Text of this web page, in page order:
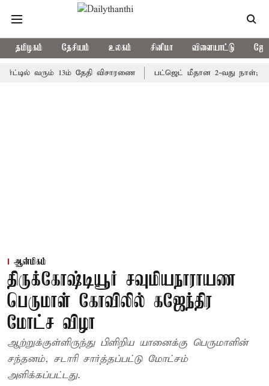
தமிழகம் தேசியம் உலகம் சினிமா விளையாட்டு
வரும் 13ம் தேதி விசாரணை பட்ஜெட் மீதான 2-வது நாள்; தமிழக
ஆன்மிகம்
திருக்கோஷ்டியூர் சவுமியநாராயண
பெருமாள் கோவிலில் கஜேந்திர
மோட்ச விழா
ஆற்றுக்குள்ளிருந்து பிளிறிய யானைக்கு பெருமாளின்
சந்தனம், சடாரி சார்த்தப்பட்டு மோட்சம்
அளிக்கப்பட்டது.